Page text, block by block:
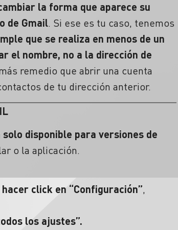
la forma que aparece su
de Gmail. Si ese es tu caso, tenemos
que se realiza en menos de un
el nombre, no a la dirección de
remedio que abrir una cuenta
de tu dirección anterior.
disponible para versiones de
o la aplicación.
hacer click en “Configuración”,
los ajustes”.